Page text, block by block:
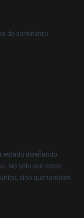
de suministro
estado diseñando
No sólo son estos
sino que también